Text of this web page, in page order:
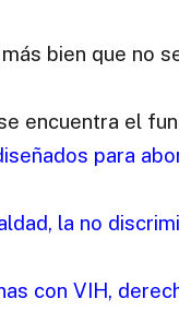
bien que no
encuentra el
para
la no
con VIH,